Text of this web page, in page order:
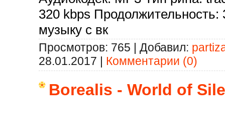
320 kbps Продолжительность:
музыку с вк
Просмотров: 765 | Добавил:
28.01.2017 | Комментарии (0)
Borealis - World of